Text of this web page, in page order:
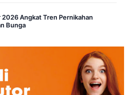
Angkat Tren Pernikahan
Bunga